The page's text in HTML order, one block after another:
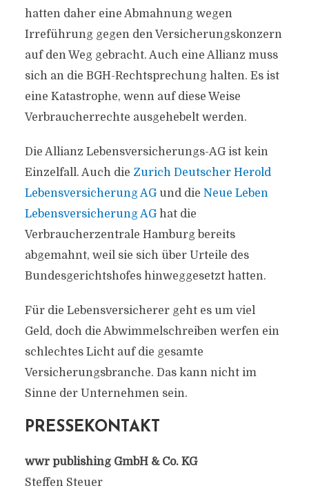
hatten daher eine Abmahnung wegen
Irreführung gegen den Versicherungskonzern
auf den Weg gebracht. Auch eine Allianz muss
sich an die BGH-Rechtsprechung halten. Es ist
eine Katastrophe, wenn auf diese Weise
Verbraucherrechte ausgehebelt werden.
Die Allianz Lebensversicherungs-AG ist kein
Einzelfall. Auch die Zurich Deutscher Herold
Lebensversicherung AGund die Neue Leben
Lebensversicherung AGhat die
Verbraucherzentrale Hamburg bereits
abgemahnt, weil sie sich über Urteile des
Bundesgerichtshofes hinweggesetzt hatten.
Für die Lebensversicherer geht es um viel
Geld, doch die Abwimmelschreiben werfen ein
schlechtes Licht auf die gesamte
Versicherungsbranche. Das kann nicht im
Sinne der Unternehmen sein.
PRESSEKONTAKT
wwr publishing GmbH & Co. KG
Steffen Steuer